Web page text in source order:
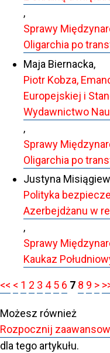
,
Sprawy
Oligarchia po
Maja Biernacka,
Piotr Kobza,
Europejskiej i
Wydawnictwo
,
Sprawy
Oligarchia po
Justyna
Polityka
Azerbejdżanu w
,
Sprawy
Kaukaz
<< < 1 2 3 4 5 6 7 8 9 >
Możesz również
Rozpocznij
dla tego artykułu.